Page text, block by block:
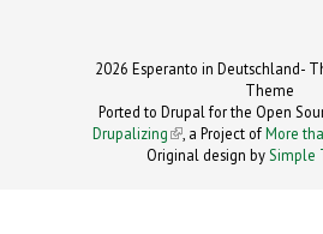
2026 Esperanto in Deutschland-
Theme
Ported to Drupal for the Open
Drupalizing(link is external)
, a Project ofMore
Original design bySimple